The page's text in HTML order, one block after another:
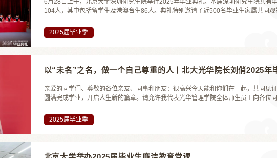
6月28日上午，北京大学深圳研究生院举行2025年毕业典礼。本届深圳研究生院共有
104人，其中包括留学生及港澳台生86人。典礼特别邀请了近500名毕业生家属共同观
2025届毕业季
以“未名”之名，做一个自己尊重的人丨北大光华院长刘俏2025年
亲爱的同学们、尊敬的各位亲友、同事和朋友：很高兴今天能和你们在一起，共同见
圆满完成学业，开启人生新的篇章。请允许我代表光华管理学院全体师生员工向各位
月的理解、陪伴、鼓励和托举。今年我们选择在邱德拔体育馆举行仪...
2025届毕业季